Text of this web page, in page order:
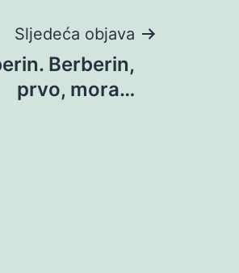
Sljedeća objava
Berberin,
prvo, mora…